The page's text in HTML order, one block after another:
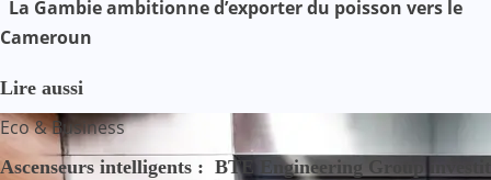
v
g
a
La Gambie ambitionne d’exporter du poisson vers le
Cameroun
Lire aussi
Eco & Business
Ascenseurs intelligents : BTE Engineering Group investit